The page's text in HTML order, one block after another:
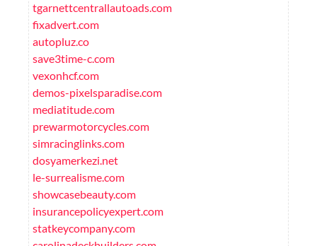
tgarnettcentrallautoads.com
fixadvert.com
autopluz.co
save3time-c.com
vexonhcf.com
demos-pixelsparadise.com
mediatitude.com
prewarmotorcycles.com
simracinglinks.com
dosyamerkezi.net
le-surrealisme.com
showcasebeauty.com
insurancepolicyexpert.com
statkeycompany.com